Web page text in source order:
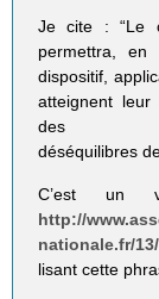
Je cite : “Le
permettra, en
dispositif,
atteignent
des
déséquilibres
C’est un
http://
nationale.fr/
lisant cette